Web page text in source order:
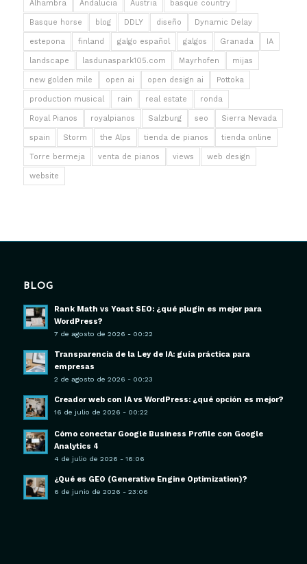
Alhambra Andalucia Austria basque country
Basque horse blog DDLY diseño Dynamic Delay
estepona finland galgo español galgos Granada IA
landscape lasdunaspark105.com Mayrhofen mijas
new golden mile open ai open design ai Pottoka
production musical rain real estate ronda
Royal Pianos royalpianos Salzburg seo Sierra Nevada
spain Storm the Alps tienda de pianos tienda online
Torre bermeja venta de pianos views web design
website
BLOG
Rank Math vs Yoast SEO: ¿qué plugin es mejor para
WordPress?
7 de agosto de 2026 - 00:22
Transparencia de la Ley de IA: guía práctica para
empresas
2 de agosto de 2026 - 00:23
Creador web con IA vs WordPress: ¿qué opción es mejor?
16 de julio de 2026 - 00:22
Cómo conectar Google Business Profile con Google
Analytics 4
4 de julio de 2026 - 16:06
¿Qué es GEO (Generative Engine Optimization)?
6 de junio de 2026 - 23:06